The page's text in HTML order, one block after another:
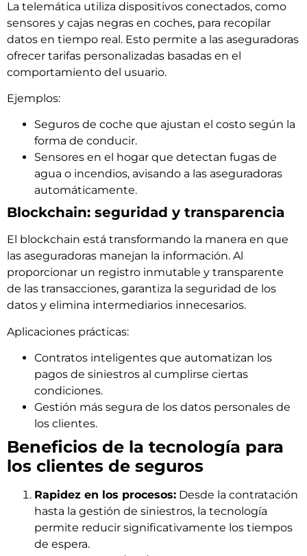
La telemática utiliza dispositivos conectados, como
sensores y cajas negras en coches, para recopilar
datos en tiempo real. Esto permite a las aseguradoras
ofrecer tarifas personalizadas basadas en el
comportamiento del usuario.
Ejemplos:
Seguros de coche que ajustan el costo según la
forma de conducir.
Sensores en el hogar que detectan fugas de
agua o incendios, avisando a las aseguradoras
automáticamente.
Blockchain: seguridad y transparencia
El blockchain está transformando la manera en que
las aseguradoras manejan la información. Al
proporcionar un registro inmutable y transparente
de las transacciones, garantiza la seguridad de los
datos y elimina intermediarios innecesarios.
Aplicaciones prácticas:
Contratos inteligentes que automatizan los
pagos de siniestros al cumplirse ciertas
condiciones.
Gestión más segura de los datos personales de
los clientes.
Beneficios de la tecnología para
los clientes de seguros
Rapidez en los procesos: Desde la contratación
hasta la gestión de siniestros, la tecnología
permite reducir significativamente los tiempos
de espera.